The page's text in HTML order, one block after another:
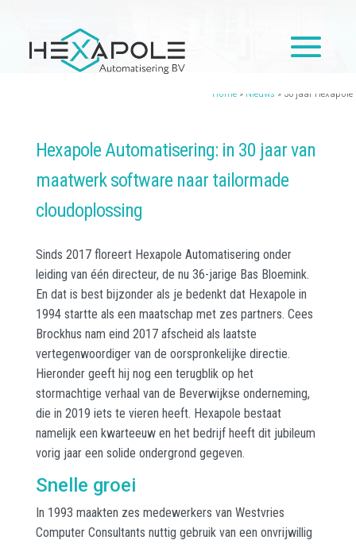
Home» Nieuws » 30 jaar Hexapole
Hexapole Automatisering: in 30 jaar van
maatwerk software naar tailormade
cloudoplossing
Sinds 2017 floreert Hexapole Automatisering onder
leiding van één directeur, de nu 36-jarige Bas Bloemink.
En dat is best bijzonder als je bedenkt dat Hexapole in
1994 startte als een maatschap met zes partners. Cees
Brockhus nam eind 2017 afscheid als laatste
vertegenwoordiger van de oorspronkelijke directie.
Hieronder geeft hij nog een terugblik op het
stormachtige verhaal van de Beverwijkse onderneming,
die in 2019 iets te vieren heeft. Hexapole bestaat
namelijk een kwarteeuw en het bedrijf heeft dit jubileum
vorig jaar een solide ondergrond gegeven.
Snelle groei
In 1993 maakten zes medewerkers van Westvries
Computer Consultants nuttig gebruik van een onvrijwillig